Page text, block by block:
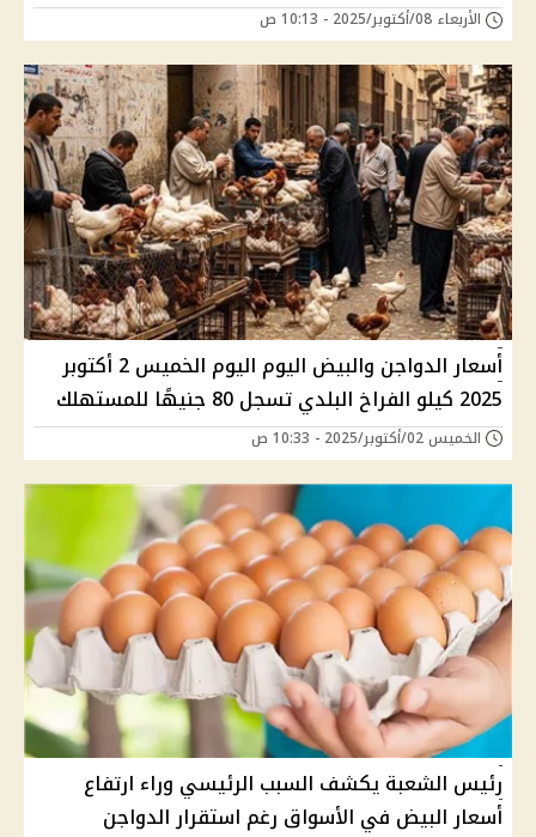
الأربعاء 08/أكتوبر/2025 - 10:13 ص
أسعار الدواجن والبيض اليوم اليوم الخميس 2 أكتوبر
2025 كيلو الفراخ البلدي تسجل 80 جنيهًا للمستهلك
الخميس 02/أكتوبر/2025 - 10:33 ص
رئيس الشعبة يكشف السبب الرئيسي وراء ارتفاع
أسعار البيض في الأسواق رغم استقرار الدواجن